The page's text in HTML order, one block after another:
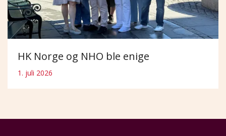
HK Norge og NHO ble enige
1. juli 2026